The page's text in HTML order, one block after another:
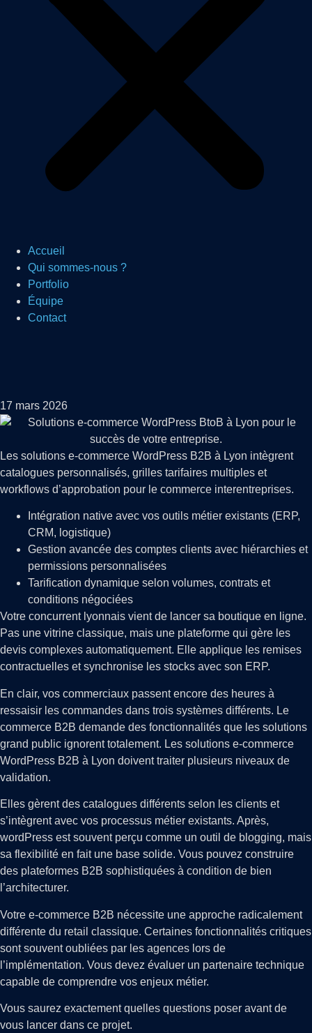
Accueil
Qui sommes-nous ?
Portfolio
Équipe
Contact
17 mars 2026
Les solutions e-commerce WordPress B2B à Lyon intègrent
catalogues personnalisés, grilles tarifaires multiples et
workflows d’approbation pour le commerce interentreprises.
Intégration native avec vos outils métier existants (ERP,
CRM, logistique)
Gestion avancée des comptes clients avec hiérarchies et
permissions personnalisées
Tarification dynamique selon volumes, contrats et
conditions négociées
Votre concurrent lyonnais vient de lancer sa boutique en ligne.
Pas une vitrine classique, mais une plateforme qui gère les
devis complexes automatiquement. Elle applique les remises
contractuelles et synchronise les stocks avec son ERP.
En clair, vos commerciaux passent encore des heures à
ressaisir les commandes dans trois systèmes différents. Le
commerce B2B demande des fonctionnalités que les solutions
grand public ignorent totalement. Les solutions e-commerce
WordPress B2B à Lyon doivent traiter plusieurs niveaux de
validation.
Elles gèrent des catalogues différents selon les clients et
s’intègrent avec vos processus métier existants. Après,
wordPress est souvent perçu comme un outil de blogging, mais
sa flexibilité en fait une base solide. Vous pouvez construire
des plateformes B2B sophistiquées à condition de bien
l’architecturer.
Votre e-commerce B2B nécessite une approche radicalement
différente du retail classique. Certaines fonctionnalités critiques
sont souvent oubliées par les agences lors de
l’implémentation. Vous devez évaluer un partenaire technique
capable de comprendre vos enjeux métier.
Vous saurez exactement quelles questions poser avant de
vous lancer dans ce projet.